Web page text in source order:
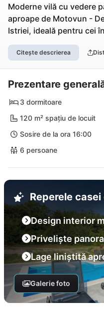
Moderne vilă cu vedere
aproape de Motovun -
Istriei, ideală pentru cei
Citește descrierea
Prezentare
3 dormitoare
120 m² spațiu de locuit
Sosire de la ora 16:00
6 persoane
Reperele
Design interior
Priveliște
Lage liniștită
Galerie foto